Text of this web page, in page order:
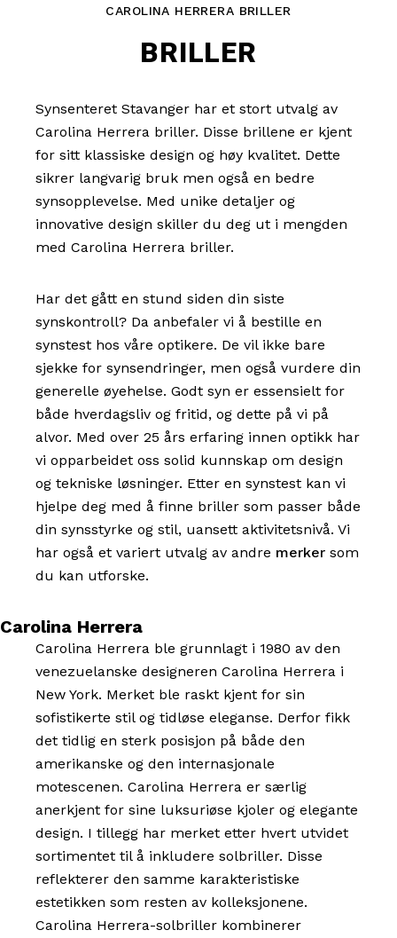
CAROLINA HERRERA BRILLER
BRILLER
Synsenteret Stavanger har et stort utvalg av
Carolina Herrera briller. Disse brillene er kjent
for sitt klassiske design og høy kvalitet. Dette
sikrer langvarig bruk men også en bedre
synsopplevelse. Med unike detaljer og
innovative design skiller du deg ut i mengden
med Carolina Herrera briller.
Har det gått en stund siden din siste
synskontroll? Da anbefaler vi å bestille en
synstest hos våre optikere. De vil ikke bare
sjekke for synsendringer, men også vurdere din
generelle øyehelse. Godt syn er essensielt for
både hverdagsliv og fritid, og dette på vi på
alvor. Med over 25 års erfaring innen optikk har
vi opparbeidet oss solid kunnskap om design
og tekniske løsninger. Etter en synstest kan vi
hjelpe deg med å finne briller som passer både
din synsstyrke og stil, uansett aktivitetsnivå. Vi
har også et variert utvalg av andre merker som
du kan utforske.
Carolina Herrera
Carolina Herrera ble grunnlagt i 1980 av den
venezuelanske designeren Carolina Herrera i
New York. Merket ble raskt kjent for sin
sofistikerte stil og tidløse eleganse. Derfor fikk
det tidlig en sterk posisjon på både den
amerikanske og den internasjonale
motescenen. Carolina Herrera er særlig
anerkjent for sine luksuriøse kjoler og elegante
design. I tillegg har merket etter hvert utvidet
sortimentet til å inkludere solbriller. Disse
reflekterer den samme karakteristiske
estetikken som resten av kolleksjonene.
Carolina Herrera-solbriller kombinerer